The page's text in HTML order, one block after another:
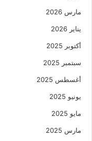
مارس 2026
يناير 2026
أكتوبر 2025
سبتمبر 2025
أغسطس 2025
يونيو 2025
مايو 2025
مارس 2025